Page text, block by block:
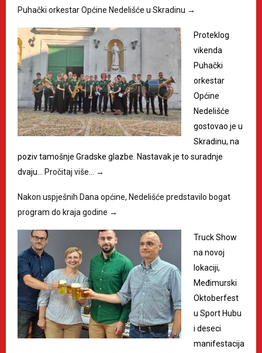
Puhački orkestar Općine Nedelišće u Skradinu →
Proteklog
vikenda
Puhački
orkestar
Općine
Nedelišće
gostovao je u
Skradinu, na
poziv tamošnje Gradske glazbe. Nastavak je to suradnje
dvaju…
Pročitaj više… →
Nakon uspješnih Dana općine, Nedelišće predstavilo bogat
program do kraja godine →
Truck Show
na novoj
lokaciji,
Međimurski
Oktoberfest
u Sport Hubu
i deseci
manifestacija